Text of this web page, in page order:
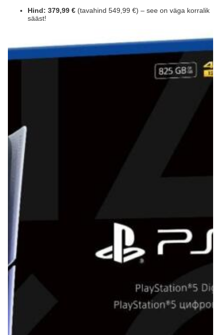
Hind: 379,99 € (tavahind 549,99 €) – see on väga korralik
sääst!